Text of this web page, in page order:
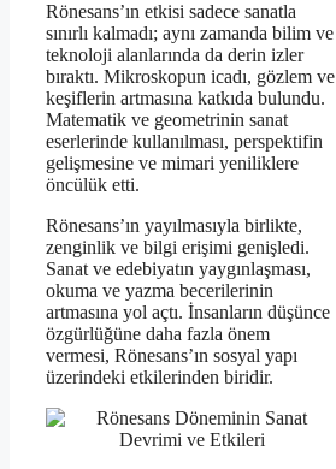
Rönesans’ın etkisi sadece sanatla
sınırlı kalmadı; aynı zamanda bilim ve
teknoloji alanlarında da derin izler
bıraktı. Mikroskopun icadı, gözlem ve
keşiflerin artmasına katkıda bulundu.
Matematik ve geometrinin sanat
eserlerinde kullanılması, perspektifin
gelişmesine ve mimari yeniliklere
öncülük etti.
Rönesans’ın yayılmasıyla birlikte,
zenginlik ve bilgi erişimi genişledi.
Sanat ve edebiyatın yaygınlaşması,
okuma ve yazma becerilerinin
artmasına yol açtı. İnsanların düşünce
özgürlüğüne daha fazla önem
vermesi, Rönesans’ın sosyal yapı
üzerindeki etkilerinden biridir.